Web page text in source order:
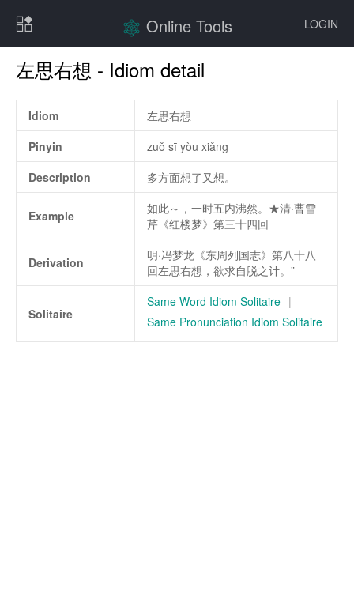
LOGIN
Online Tools
左思右想 - Idiom detail
Idiom
左思右想
Pinyin
zuǒ sī yòu xiǎng
Description
多方面想了又想。
Example
如此～，一时五内沸然。★清·曹雪
芹《红楼梦》第三十四回
Derivation
明·冯梦龙《东周列国志》第八十八
回左思右想，欲求自脱之计。”
Solitaire
Same Word Idiom Solitaire |
Same Pronunciation Idiom Solitaire